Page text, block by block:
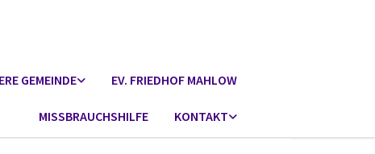
GEMEINDE EV. FRIEDHOF MAHLOW
MISSBRAUCHSHILFE KONTAKT